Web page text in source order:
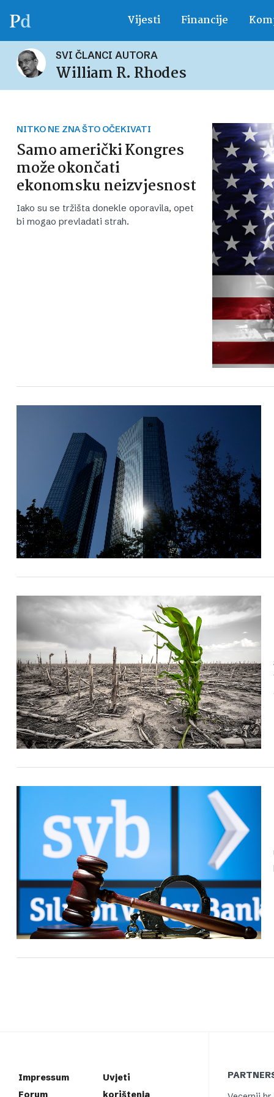
Vijesti Financije
SVI ČLANCI AUTORA
William R. Rhodes
NITKO NE ZNA ŠTO OČEKIVATI
Samo američki Kongres
može okončati
ekonomsku neizvjesnost
Iako su se tržišta donekle oporavila, opet
bi mogao prevladati strah.
Impressum
Forum
Uvjeti
korištenja